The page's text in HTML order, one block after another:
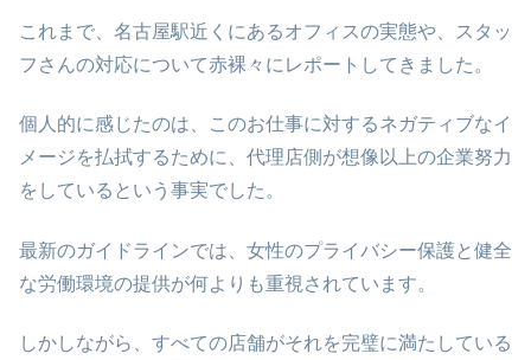
これまで、名古屋駅近くにあるオフィスの実態や、スタッ
フさんの対応について赤裸々にレポートしてきました。
個人的に感じたのは、このお仕事に対するネガティブなイ
メージを払拭するために、代理店側が想像以上の企業努力
をしているという事実でした。
最新のガイドラインでは、女性のプライバシー保護と健全
な労働環境の提供が何よりも重視されています。
しかしながら、すべての店舗がそれを完璧に満たしている